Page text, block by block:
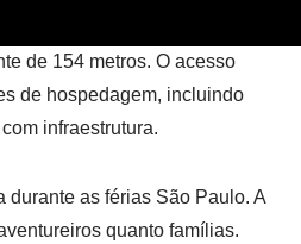
de 154 metros. O acesso
de hospedagem, incluindo
infraestrutura.
durante as férias São Paulo. A
quanto famílias.